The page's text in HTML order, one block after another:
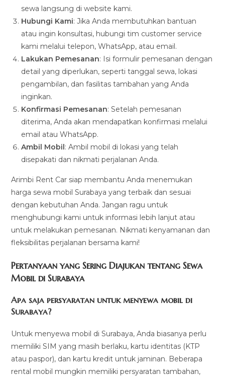
sewa langsung di website kami.
Hubungi Kami: Jika Anda membutuhkan bantuan
atau ingin konsultasi, hubungi tim customer service
kami melalui telepon, WhatsApp, atau email.
Lakukan Pemesanan: Isi formulir pemesanan dengan
detail yang diperlukan, seperti tanggal sewa, lokasi
pengambilan, dan fasilitas tambahan yang Anda
inginkan.
Konfirmasi Pemesanan: Setelah pemesanan
diterima, Anda akan mendapatkan konfirmasi melalui
email atau WhatsApp.
Ambil Mobil : Ambil mobil di lokasi yang telah
disepakati dan nikmati perjalanan Anda.
Arimbi Rent Car siap membantu Anda menemukan
harga sewa mobil Surabaya yang terbaik dan sesuai
dengan kebutuhan Anda. Jangan ragu untuk
menghubungi kami untuk informasi lebih lanjut atau
untuk melakukan pemesanan. Nikmati kenyamanan dan
fleksibilitas perjalanan bersama kami!
Pertanyaan yang Sering Diajukan tentang Sewa
Mobil di Surabaya
Apa saja persyaratan untuk menyewa mobil di
Surabaya?
Untuk menyewa mobil di Surabaya, Anda biasanya perlu
memiliki SIM yang masih berlaku, kartu identitas (KTP
atau paspor), dan kartu kredit untuk jaminan. Beberapa
rental mobil mungkin memiliki persyaratan tambahan,